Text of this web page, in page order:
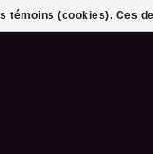
témoins (cookies). Ces